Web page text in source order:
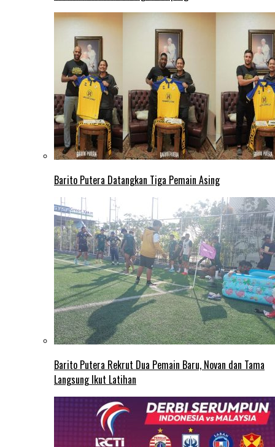
Barito Putera Datangkan Tiga Pemain Asing
Barito Putera Rekrut Dua Pemain Baru, Novan dan Tama
Langsung Ikut Latihan